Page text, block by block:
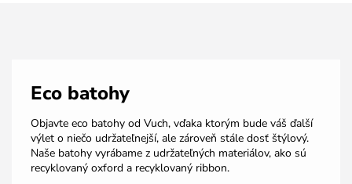
Eco batohy
Objavte eco batohy od Vuch, vďaka ktorým bude váš ďalší
výlet o niečo udržateľnejší, ale zároveň stále dosť štýlový.
Naše batohy vyrábame z udržateľných materiálov, ako sú
recyklovaný oxford a recyklovaný ribbon.